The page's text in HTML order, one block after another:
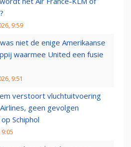
9:59
niet de enige Amerikaanse
waarmee United een fusie
9:51
verstoort vluchtuitvoering
geen gevolgen
Schiphol